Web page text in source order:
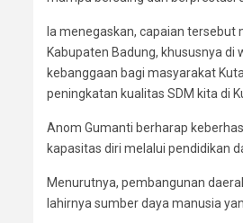
Ia menegaskan, capaian
Kabupaten Badung, khususnya
kebanggaan bagi masyarakat
peningkatan kualitas SDM kita di
Anom Gumanti berharap
kapasitas diri melalui pendidikan
Menurutnya, pembangunan
lahirnya sumber daya manusia